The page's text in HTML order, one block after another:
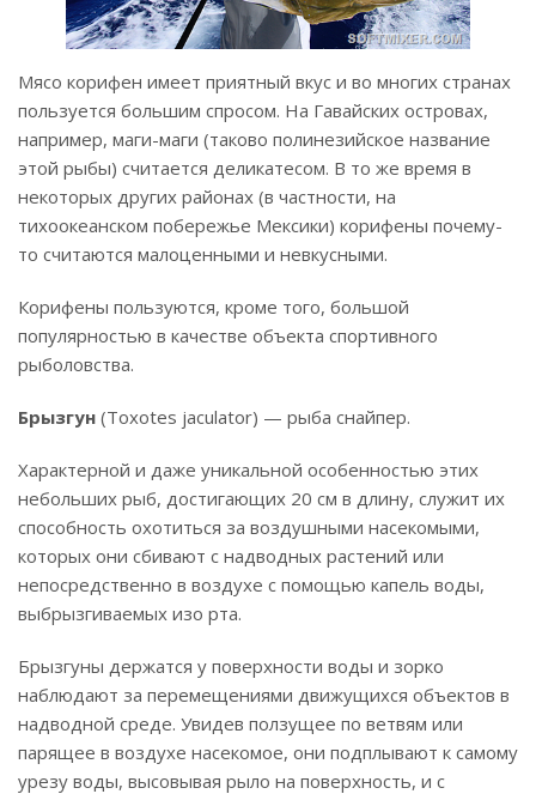
Мясо корифен имеет приятный вкус и во многих странах
пользуется большим спросом. На Гавайских островах,
например, маги-маги (таково полинезийское название
этой рыбы) считается деликатесом. В то же время в
некоторых других районах (в частности, на
тихоокеанском побережье Мексики) корифены почему-
то считаются малоценными и невкусными.
Корифены пользуются, кроме того, большой
популярностью в качестве объекта спортивного
рыболовства.
Брызгун (Toxotes jaculator) — рыба снайпер.
Характерной и даже уникальной особенностью этих
небольших рыб, достигающих 20 см в длину, служит их
способность охотиться за воздушными насекомыми,
которых они сбивают с надводных растений или
непосредственно в воздухе с помощью капель воды,
выбрызгиваемых изо рта.
Брызгуны держатся у поверхности воды и зорко
наблюдают за перемещениями движущихся объектов в
надводной среде. Увидев ползущее по ветвям или
парящее в воздухе насекомое, они подплывают к самому
урезу воды, высовывая рыло на поверхность, и с